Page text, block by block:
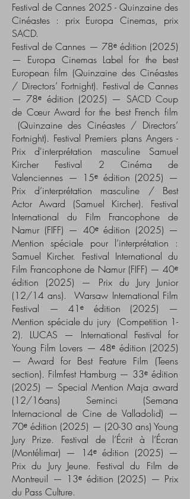
Festival de Cannes 2025 - Quinzaine des
Cinéastes : prix Europa Cinemas, prix
SACD.
Festival de Cannes — 78ᵉ édition (2025)
— Europa Cinemas Label for the best
European film (Quinzaine des Cinéastes
/ Directors’ Fortnight). Festival de Cannes
— 78ᵉ édition (2025) — SACD Coup
de Cœur Award for the best French film
(Quinzaine des Cinéastes / Directors’
Fortnight). Festival Premiers plans Angers -
Prix d'interprétation masculine Samuel
Kircher Festival 2 Cinéma de
Valenciennes — 15ᵉ édition (2025) —
Prix d’interprétation masculine / Best
Actor Award (Samuel Kircher). Festival
International du Film Francophone de
Namur (FIFF) — 40ᵉ édition (2025) —
Mention spéciale pour l’interprétation :
Samuel Kircher. Festival International du
Film Francophone de Namur (FIFF) — 40ᵉ
édition (2025) — Prix du Jury Junior
(12/14 ans). Warsaw International Film
Festival — 41ᵉ édition (2025) —
Mention spéciale du jury (Competition 1-
2). LUCAS — International Festival for
Young Film Lovers — 48ᵉ édition (2025)
— Award for Best Feature Film (Teens
section). Filmfest Hamburg — 33ᵉ édition
(2025) — Special Mention Maja award
(12/16ans) Seminci (Semana
Internacional de Cine de Valladolid) —
70ᵉ édition (2025) — (20-30 ans) Young
Jury Prize. Festival de l’Écrit à l’Écran
(Montélimar) — 14ᵉ édition (2025) —
Prix du Jury Jeune. Festival du Film de
Montreuil — 13ᵉ édition (2025) — Prix
du Pass Culture.